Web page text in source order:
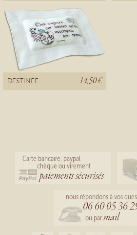
DESTINÉE 14,50 €
Carte bancaire, paypal
chèque ou virement
paiements sécurisés
nous répondons à vos
06 60 05 36
ou parmail